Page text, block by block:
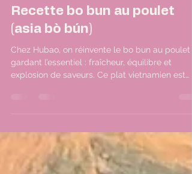
Hub' ao
9 janv.
2 min de lecture
(asia bò bún)
Chez Hubao, on réinvente le bo bun au poulet
modernes, à savourer sur place ou à emporter.
Le asia bò bún, c’est une base de vermicelles,
des légumes croquants, des herbes fraîches,
des nems, et un poulet mariné comme là-bas,